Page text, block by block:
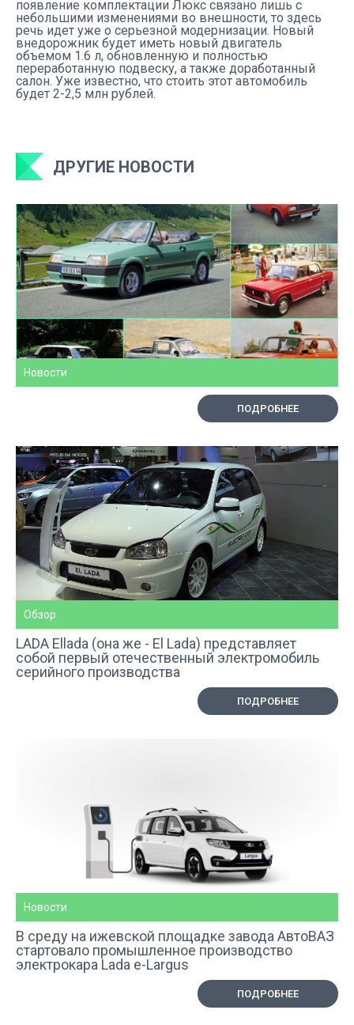
появление комплектации Люкс связано лишь с
небольшими изменениями во внешности, то здесь
речь идет уже о серьезной модернизации. Новый
внедорожник будет иметь новый двигатель
объемом 1.6 л, обновленную и полностью
переработанную подвеску, а также доработанный
салон. Уже известно, что стоить этот автомобиль
будет 2-2,5 млн рублей.
ДРУГИЕ НОВОСТИ
Новости
ПОДРОБНЕЕ
Обзор
LADA Ellada (она же - El Lada) представляет
собой первый отечественный электромобиль
серийного производства
ПОДРОБНЕЕ
Новости
В среду на ижевской площадке завода АвтоВАЗ
стартовало промышленное производство
электрокара Lada e-Largus
ПОДРОБНЕЕ